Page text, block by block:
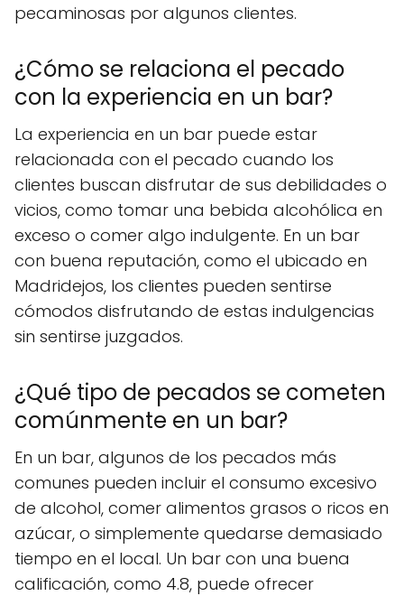
pecaminosas por algunos clientes.
¿Cómo se relaciona el pecado
con la experiencia en un bar?
La experiencia en un bar puede estar
relacionada con el pecado cuando los
clientes buscan disfrutar de sus debilidades o
vicios, como tomar una bebida alcohólica en
exceso o comer algo indulgente. En un bar
con buena reputación, como el ubicado en
Madridejos, los clientes pueden sentirse
cómodos disfrutando de estas indulgencias
sin sentirse juzgados.
¿Qué tipo de pecados se cometen
comúnmente en un bar?
En un bar, algunos de los pecados más
comunes pueden incluir el consumo excesivo
de alcohol, comer alimentos grasos o ricos en
azúcar, o simplemente quedarse demasiado
tiempo en el local. Un bar con una buena
calificación, como 4.8, puede ofrecer